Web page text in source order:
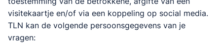
visitekaartje en/of via een koppeling op social media.
TLN kan de volgende persoonsgegevens van je
vragen: